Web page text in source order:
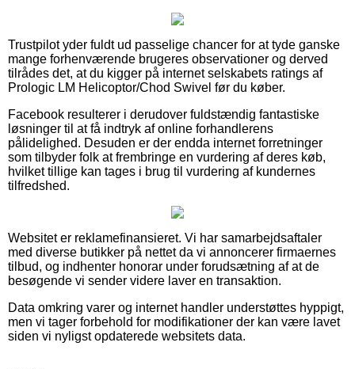
Trustpilot yder fuldt ud passelige chancer for at tyde ganske
mange forhenværende brugeres observationer og derved
tilrådes det, at du kigger på internet selskabets ratings af
Prologic LM Helicoptor/Chod Swivel før du køber.
Facebook resulterer i derudover fuldstændig fantastiske
løsninger til at få indtryk af online forhandlerens
pålidelighed. Desuden er der endda internet forretninger
som tilbyder folk at frembringe en vurdering af deres køb,
hvilket tillige kan tages i brug til vurdering af kundernes
tilfredshed.
Websitet er reklamefinansieret. Vi har samarbejdsaftaler
med diverse butikker på nettet da vi annoncerer firmaernes
tilbud, og indhenter honorar under forudsætning af at de
besøgende vi sender videre laver en transaktion.
Data omkring varer og internet handler understøttes hyppigt,
men vi tager forbehold for modifikationer der kan være lavet
siden vi nyligst opdaterede websitets data.